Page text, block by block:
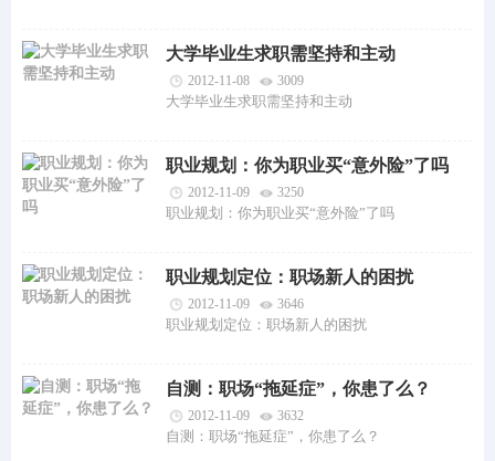
大学毕业生求职需坚持和主动
2012-11-08 3009
大学毕业生求职需坚持和主动
职业规划：你为职业买“意外险”了吗
2012-11-09 3250
职业规划：你为职业买“意外险”了吗
职业规划定位：职场新人的困扰
2012-11-09 3646
职业规划定位：职场新人的困扰
自测：职场“拖延症”，你患了么？
2012-11-09 3632
自测：职场“拖延症”，你患了么？